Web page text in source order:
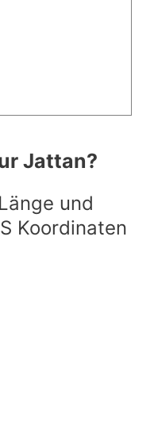
Jattan?
und
Koordinaten